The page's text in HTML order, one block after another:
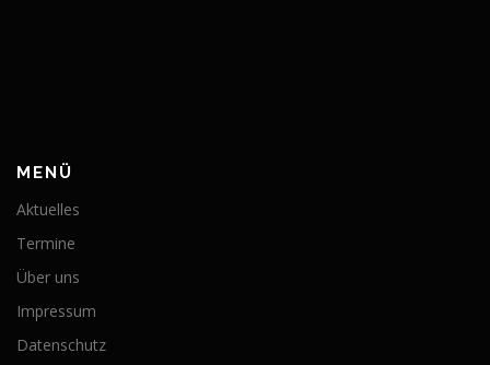
MENÜ
Aktuelles
Termine
Über uns
Impressum
Datenschutz